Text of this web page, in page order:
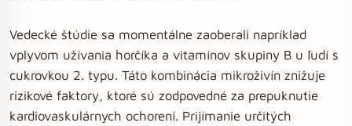
Vedecké štúdie sa momentálne zaoberali napríklad
vplyvom užívania horčíka a vitamínov skupiny B u ľudí s
cukrovkou 2. typu. Táto kombinácia mikroživín znižuje
rizikové faktory, ktoré sú zodpovedné za prepuknutie
kardiovaskulárnych ochorení. Prijímanie určitých